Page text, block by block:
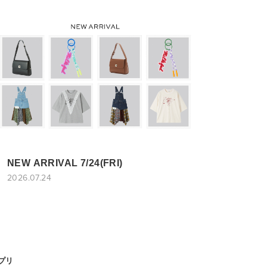
NEW ARRIVAL 7/24(FRI)
2026.07.24
リ